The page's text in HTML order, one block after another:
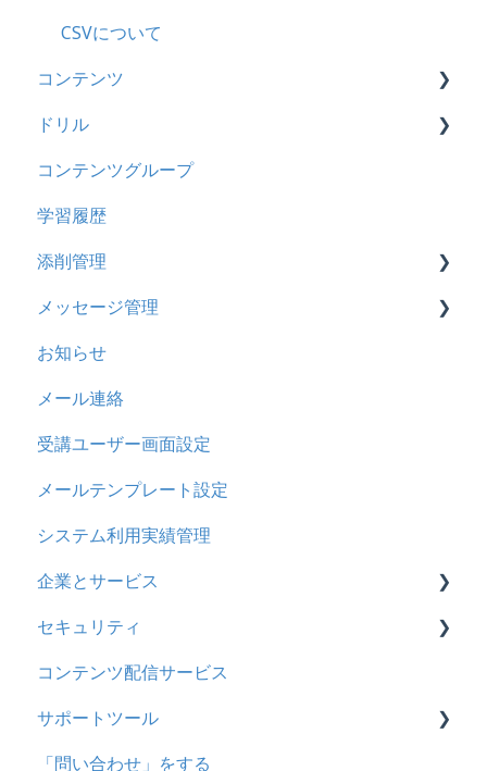
ビデオ
ドリル
メール
メッセージ
お知らせ
多言語変換
助成金
2023年11月アップデート
2023年8月アップデート
2023年4月アップデート
CSVについて
コンテンツ
ビデオ
ドキュメント
多言語表示
リンク
ドリル
概要
問題について
ドリルについて
【問題・ドリル】の参考
ドリルスキンについて
問題属性
コンテンツグループ
学習履歴
添削管理
概要
基本操作
採点権限のみを持ったユーザ
採点・承認権限を持ったユーザ
メッセージ管理
基本操作
リンクメッセージスレッド
お知らせ
メール連絡
受講ユーザー画面設定
メールテンプレート設定
システム利用実績管理
企業とサービス
用語の定義
企業について
統合ユーザーについて
サービスについて
セキュリティ
シングルサインオン設定
証明書認証
MFA(多要素認証)
コンテンツ配信サービス
サポートツール
基本操作
「問い合わせ」をする